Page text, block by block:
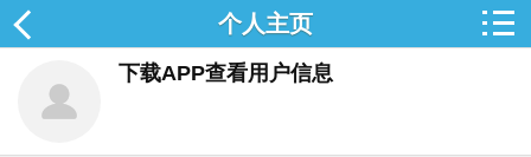
个人主页
下载APP查看用户信息